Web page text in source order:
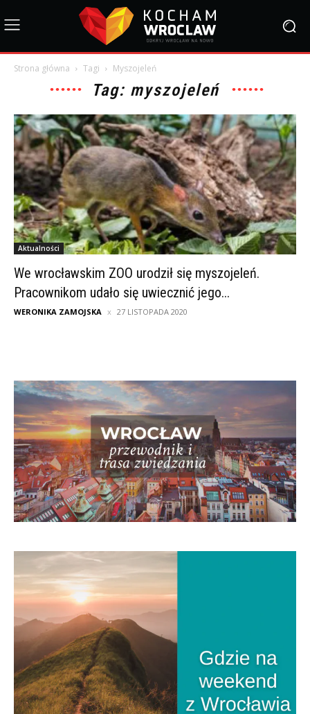
Strona główna Tagi Myszojeleń
Tag: myszojeleń
Aktualności
We wrocławskim ZOO urodził się myszojeleń.
Pracownikom udało się uwiecznić jego...
WERONIKA ZAMOJSKA 27 LISTOPADA 2020